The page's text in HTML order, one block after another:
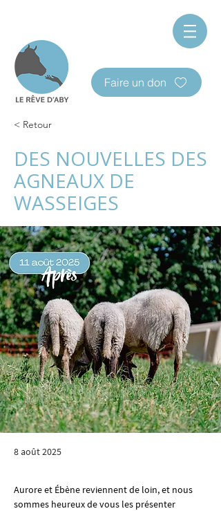
Faire un don
< Retour
DES NOUVELLES DES
AGNEAUX DE
WASSEIGES
8 août 2025
Aurore et Ébène reviennent de loin, et nous
sommes heureux de vous les présenter